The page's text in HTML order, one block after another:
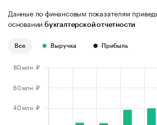
Данные по финансовым показателям
основании бухгалтерской отчетности
Все Выручка Прибыль